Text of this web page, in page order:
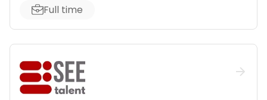
Full time